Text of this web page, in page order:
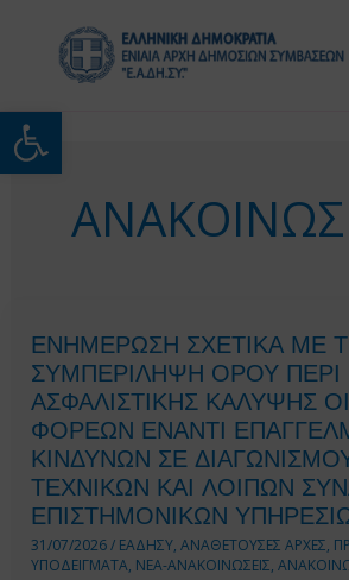
Ανοίξτε τη
περιεχόμενο
ΕΝΗΜΕΡΩΣΗ ΣΧΕΤΙΚΑ ΜΕ
ΣΥΜΠΕΡΙΛΗΨΗ ΟΡΟΥ ΠΕΡΙ
ΑΣΦΑΛΙΣΤΙΚΗΣ ΚΑΛΥΨΗΣ
ΦΟΡΕΩΝ ΕΝΑΝΤΙ
ΚΙΝΔΥΝΩΝ ΣΕ
ΤΕΧΝΙΚΩΝ ΚΑΙ ΛΟΙΠΩΝ
ΕΠΙΣΤΗΜΟΝΙΚΩΝ
31/07/2026/ ΕΑΔΗΣΥ,ΑΝΑΘΕΤΟΥΣΕΣ ΑΡΧΕΣ,
ΥΠΟΔΕΙΓΜΑΤΑ, ΝΕΑ-ΑΝΑΚΟΙΝΩΣΕΙΣ,